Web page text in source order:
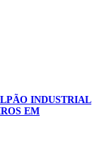
INDUSTRIAL
EM